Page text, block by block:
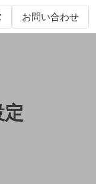
お問い合わせ